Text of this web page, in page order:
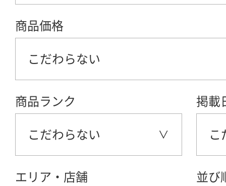
商品価格
こだわらない
商品ランク
こだわらない
掲載
こ
エリア・店舗 並び